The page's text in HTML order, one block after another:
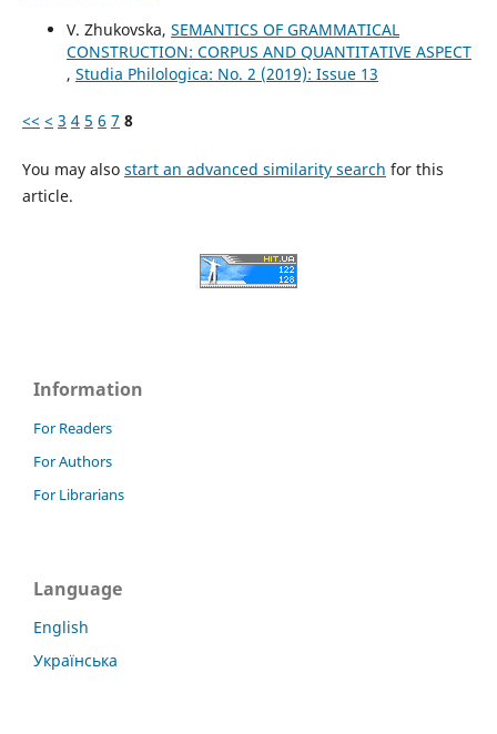
V. Zhukovska, SEMANTICS OF GRAMMATICAL
CONSTRUCTION: CORPUS AND QUANTITATIVE ASPECT
, Studia Philologica: No. 2 (2019): Issue 13
<< < 3 4 5 6 7 8
You may also start an advanced similarity search for this
article.
Information
For Readers
For Authors
For Librarians
Language
English
Українська